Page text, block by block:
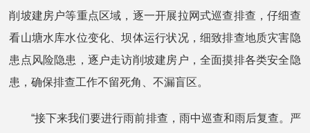
削坡建房户等重点区域，逐一开展拉网式巡查排查，仔细查
看山塘水库水位变化、坝体运行状况，细致排查地质灾害隐
患点风险隐患，逐户走访削坡建房户，全面摸排各类安全隐
患，确保排查工作不留死角、不漏盲区。
“接下来我们要进行雨前排查，雨中巡查和雨后复查。严